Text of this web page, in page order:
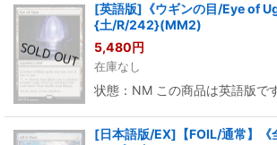
[英語版]《ウギンの目/Eye of
{土/R/242}(MM2)
5,480円
在庫なし
状態：NM この商品は英語版です
[日本語版/EX]【FOIL/通常】